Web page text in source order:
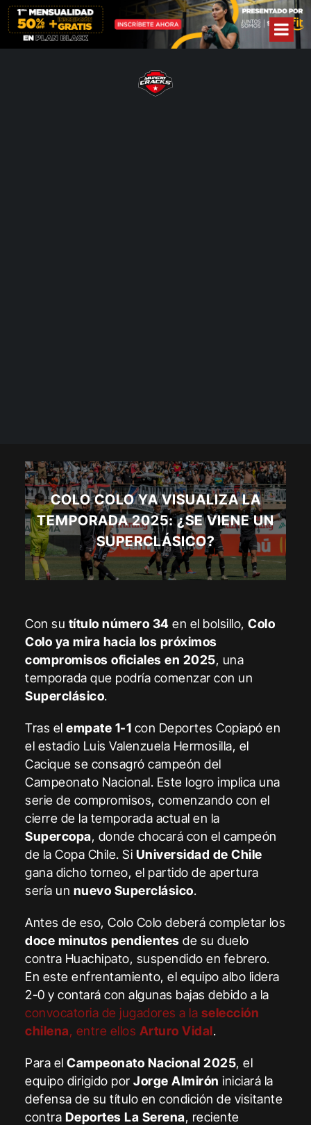
COLO COLO YA VISUALIZA LA
TEMPORADA 2025: ¿SE VIENE UN
SUPERCLÁSICO?
Con su título número 34 en el bolsillo,Colo
Colo ya mira hacia los próximos
compromisos oficiales en 2025, una
temporada que podría comenzar con un
Superclásico.
Tras elempate 1-1 con Deportes Copiapó en
el estadio Luis Valenzuela Hermosilla, el
Cacique se consagró campeón del
Campeonato Nacional. Este logro implica una
serie de compromisos, comenzando con el
cierre de la temporada actual en la
Supercopa, donde chocará con el campeón
de la Copa Chile. Si Universidad de Chile
gana dicho torneo, el partido de apertura
sería un nuevo Superclásico.
Antes de eso, Colo Colo deberá completar los
doce minutos pendientes de su duelo
contra Huachipato, suspendido en febrero.
En este enfrentamiento, el equipo albo lidera
2-0 y contará con algunas bajas debido a la
convocatoria de jugadores a la selección
chilena, entre ellos Arturo Vidal.
Para elCampeonato Nacional 2025, el
equipo dirigido porJorge Almirón iniciará la
defensa de su título en condición de visitante
contra Deportes La Serena, reciente